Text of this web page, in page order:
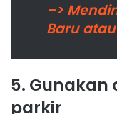
–>
Baru
5. Gunakan
parkir